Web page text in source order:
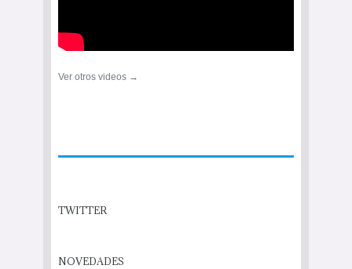
Ver otros videos →
TWITTER
NOVEDADES